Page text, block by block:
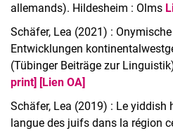
allemands). Hildesheim : Olms
Schäfer, Lea (2021) :
Entwicklungen
(Tübinger Beiträge zur
print] [Lien OA]
Schäfer, Lea (2019) : Le yiddish
langue des juifs dans la région